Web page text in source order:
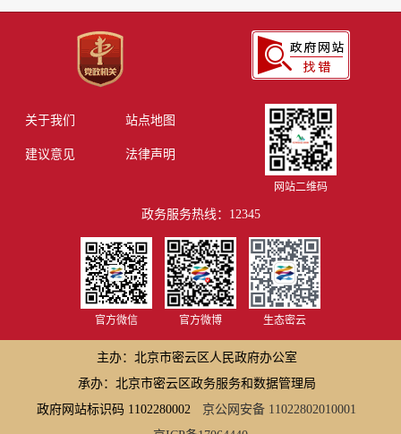
关于我们 站点地图
建议意见 法律声明
网站二维码
政务服务热线：12345
官方微信 官方微博 生态密云
主办：北京市密云区人民政府办公室
承办：北京市密云区政务服务和数据管理局
政府网站标识码 1102280002
京公网安备 11022802010001